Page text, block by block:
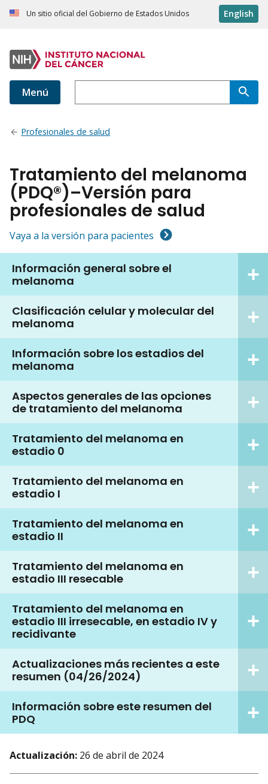
Un sitio oficial del Gobierno de Estados Unidos English
Menú
Profesionales de salud
Tratamiento del melanoma
(PDQ®)–Versión para
profesionales de salud
Vaya a la versión para pacientes
Información general sobre el
melanoma
Clasificación celular y molecular del
melanoma
Información sobre los estadios del
melanoma
Aspectos generales de las opciones
de tratamiento del melanoma
Tratamiento del melanoma en
estadio 0
Tratamiento del melanoma en
estadio I
Tratamiento del melanoma en
estadio II
Tratamiento del melanoma en
estadio III resecable
Tratamiento del melanoma en
estadio III irresecable, en estadio IV y
recidivante
Actualizaciones más recientes a este
resumen (04/26/2024)
Información sobre este resumen del
PDQ
Actualización: 26 de abril de 2024